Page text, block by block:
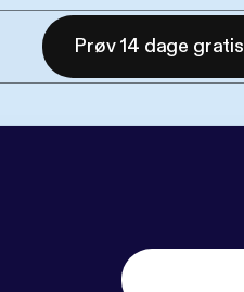
Prøv 14 dage gratis